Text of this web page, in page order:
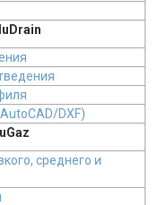
DXF)
среднего и